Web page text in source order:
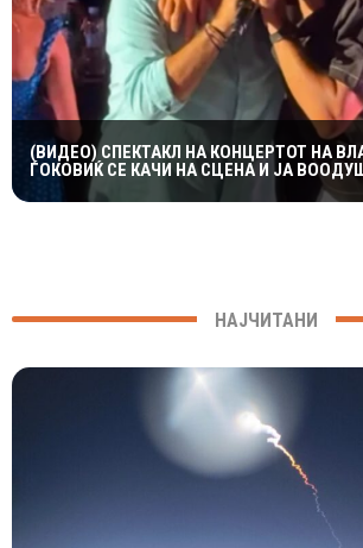
(ВИДЕО) СПЕКТАКЛ НА КОНЦЕРТОТ НА
ЃОКОВИЌ СЕ КАЧИ НА СЦЕНА И ЈА
НАЈЧИТАНИ